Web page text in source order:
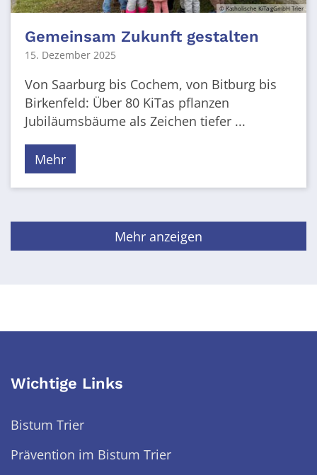
© Katholische KiTa gGmbH Trier
Gemeinsam Zukunft gestalten
15. Dezember 2025
Von Saarburg bis Cochem, von Bitburg bis
Birkenfeld: Über 80 KiTas pflanzen
Jubiläumsbäume als Zeichen tiefer ...
Mehr
Mehr anzeigen
Wichtige Links
Bistum Trier
Prävention im Bistum Trier